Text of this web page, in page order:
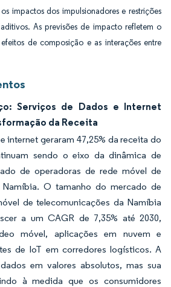
impactos dos impulsionadores e restrições
As previsões de impacto refletem o
de composição e as interações entre
Serviços de Dados e Internet
da Receita
internet geraram 47,25% da receita do
sendo o eixo da dinâmica de
de operadoras de rede móvel de
O tamanho do mercado de
de telecomunicações da Namíbia
a um CAGR de 7,35% até 2030,
móvel, aplicações em nuvem e
de IoT em corredores logísticos. A
em valores absolutos, mas sua
à medida que os consumidores